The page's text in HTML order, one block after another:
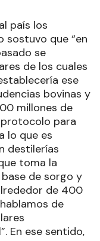
país los
sostuvo que “en
se
de los cuales
ese
bovinas y
millones de
para
lo que es
destilerías
toma la
de sorgo y
de 400
de
En ese sentido,